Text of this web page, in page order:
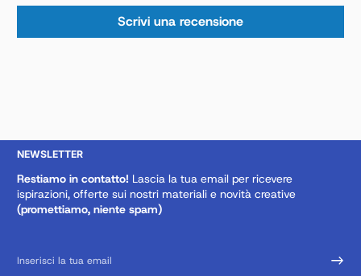
Scrivi una recensione
NEWSLETTER
Restiamo in contatto! Lascia la tua email per ricevere
ispirazioni, offerte sui nostri materiali e novità creative
(promettiamo, niente spam)
Inserisci la tua email